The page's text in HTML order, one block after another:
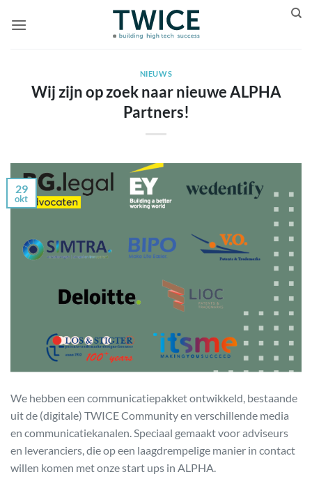
naar
NIEUWS
Wij zijn op zoek naar nieuwe ALPHA
Partners!
29
okt
We hebben een communicatiepakket ontwikkeld, bestaande
uit de (digitale) TWICE Community en verschillende media
en communicatiekanalen. Speciaal gemaakt voor adviseurs
en leveranciers, die op een laagdrempelige manier in contact
willen komen met onze start ups in ALPHA.